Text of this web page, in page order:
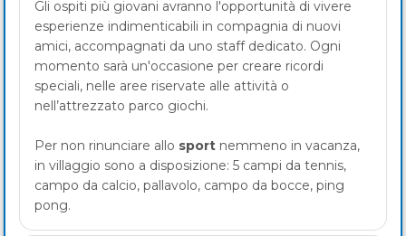
Gli ospiti più giovani avranno l'opportunità di vivere
esperienze indimenticabili in compagnia di nuovi
amici, accompagnati da uno staff dedicato. Ogni
momento sarà un'occasione per creare ricordi
speciali, nelle aree riservate alle attività o
nell’attrezzato parco giochi.
Per non rinunciare allo sport nemmeno in vacanza,
in villaggio sono a disposizione: 5 campi da tennis,
campo da calcio, pallavolo, campo da bocce, ping
pong.